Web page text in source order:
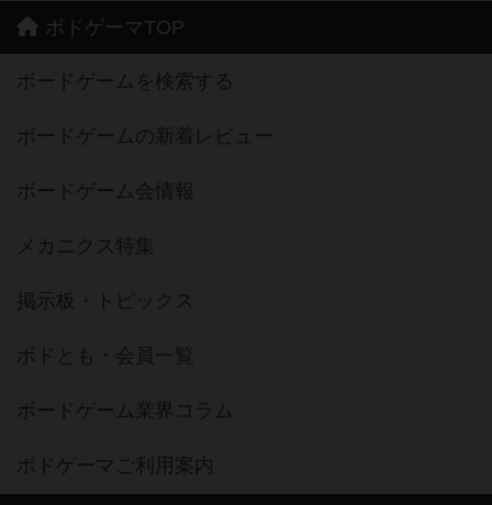
ボドゲーマTOP
ボードゲームを検索する
ボードゲームの新着レビュー
ボードゲーム会情報
メカニクス特集
掲示板・トピックス
ボドとも・会員一覧
ボードゲーム業界コラム
ボドゲーマご利用案内